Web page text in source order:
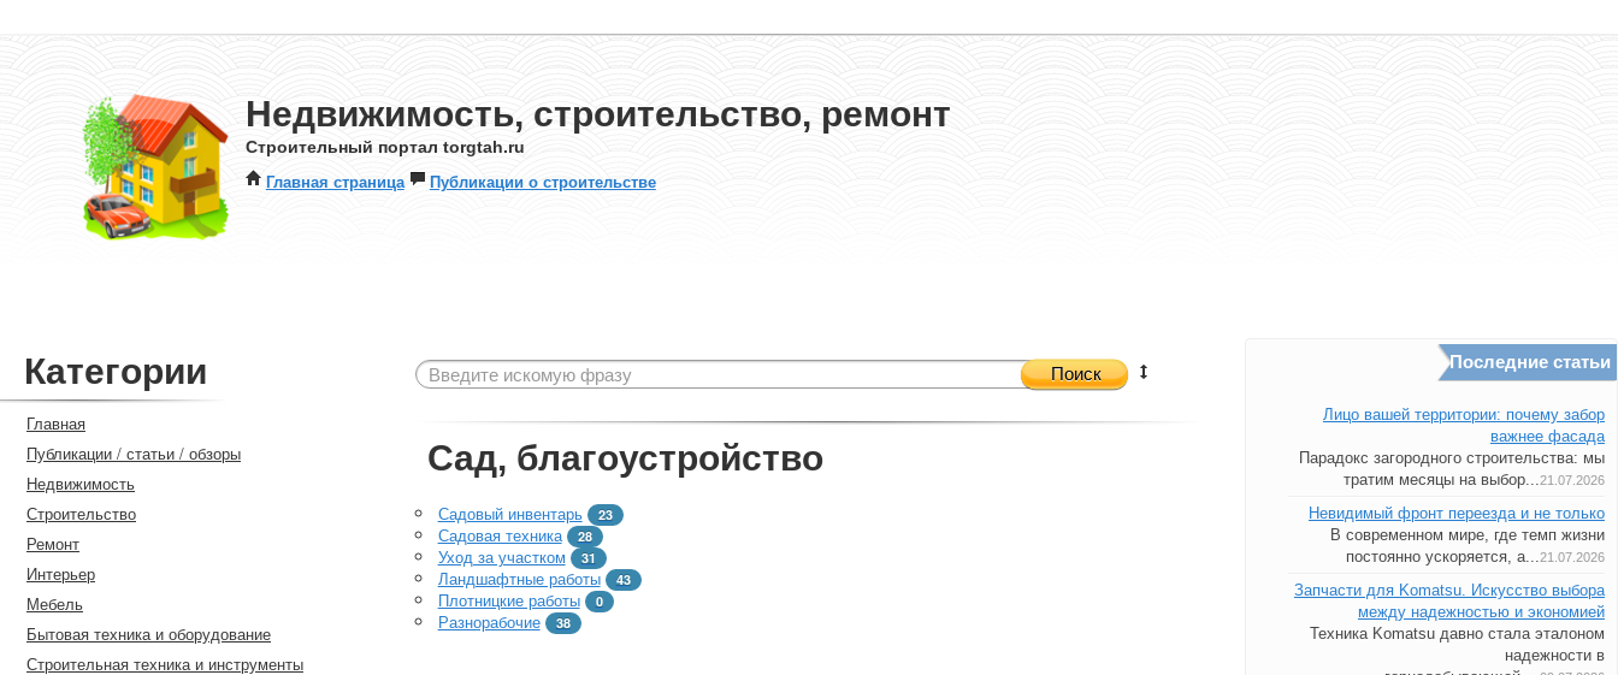
Недвижимость, строительство, ремонт
Строительный портал torgtah.ru
Главная страница Публикации о строительстве
Категории
Главная
Публикации / статьи / обзоры
Недвижимость
Строительство
Ремонт
Интерьер
Мебель
Бытовая техника и оборудование
Строительная техника и инструменты
Поиск
Сад, благоустройство
Садовый инвентарь 23
Садовая техника 28
Уход за участком 31
Ландшафтные работы 43
Плотницкие работы 0
Разнорабочие 38
Последние статьи
Лицо вашей территории: почему забор
важнее фасада
Парадокс загородного строительства: мы
тратим месяцы на выбор...21.07.2026
Невидимый фронт переезда и не только
В современном мире, где темп жизни
постоянно ускоряется, а...21.07.2026
Запчасти для Komatsu. Искусство выбора
между надежностью и экономией
Техника Komatsu давно стала эталоном
надежности в